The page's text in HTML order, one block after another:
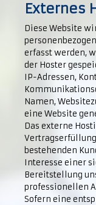
Externes
Diese Website
erfasst werden,
der Hoster
IP-Adressen,
Namen,
eine Website
Das externe
bestehenden
Interesse einer
Bereitstellung
professionellen
Sofern eine